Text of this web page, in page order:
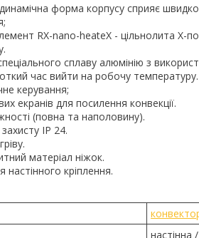
форма корпусу сприяє
RX-nano-heateX - цільнолита Х-
сплаву алюмінію з
час вийти на робочу температуру.
керування;
екранів для посилення конвекції.
(повна та наполовину).
IP 24.
матеріал ніжок.
кріплення.
настінна